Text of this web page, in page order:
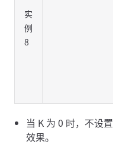
实
例
8
当 K 为 0 时，不设
效果。